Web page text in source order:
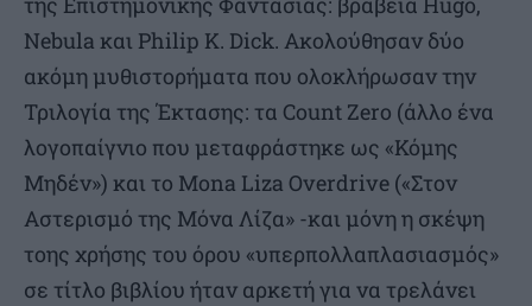
Nebula και Philip K. Dick. Ακολούθησαν δύο
ακόμη μυθιστορήματα που ολοκλήρωσαν την
Τριλογία της Έκτασης: τα Count Zero (άλλο ένα
λογοπαίγνιο που μεταφράστηκε ως «Κόμης
Μηδέν») και το Mona Liza Overdrive («Στον
Αστερισμό της Μόνα Λίζα» -και μόνη η σκέψη
τοης χρήσης του όρου «υπερπολλαπλασιασμός»
σε τίτλο βιβλίου ήταν αρκετή για να τρελάνει